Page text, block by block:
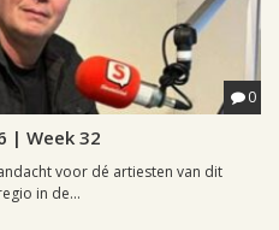
0
| Week 32
voor dé artiesten van dit
in de...